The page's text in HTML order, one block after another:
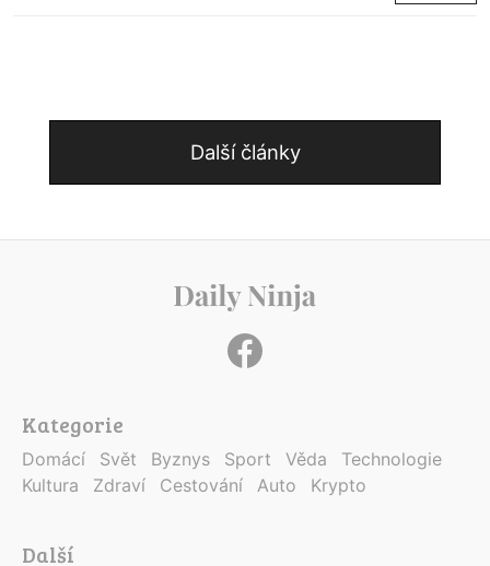
Další články
Kategorie
Domácí Svět Byznys Sport Věda
Technologie
Kultura
Zdraví Cestování Auto Krypto
Další